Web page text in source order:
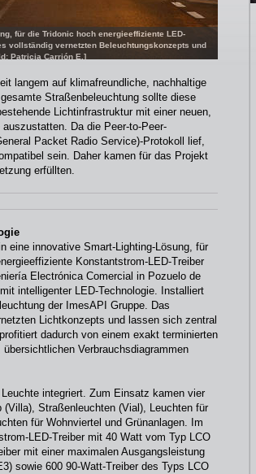
für die Tridonic hoch energieeffiziente LED-
vollständig vernetzten Beleuchtungskonzepts und
Patricia Carrión E.]
langem auf klimafreundliche, nachhaltige
Straßenbeleuchtung sollte diese
Lichtinfrastruktur mit einer neuen,
Da die Peer-to-Peer-
Packet Radio Service)-Protokoll lief,
sein. Daher kamen für das Projekt
erfüllten.
eine innovative Smart-Lighting-Lösung, für
Konstantstrom-LED-Treiber
Electrónica Comercial in Pozuelo de
intelligenter LED-Technologie. Installiert
der ImesAPI Gruppe. Das
Lichtkonzepts und lassen sich zentral
dadurch von einem exakt terminierten
Verbrauchsdiagrammen
integriert. Zum Einsatz kamen vier
Straßenleuchten (Vial), Leuchten für
für Wohnviertel und Grünanlagen. Im
LED-Treiber mit 40 Watt vom Typ LCO
mit einer maximalen Ausgangsleistung
sowie 600 90-Watt-Treiber des Typs LCO